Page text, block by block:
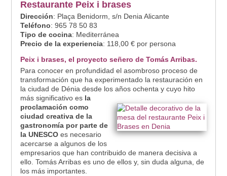
Restaurante Peix i brases
Dirección: Plaça Benidorm, s/n Denia Alicante
Teléfono: 965 78 50 83
Tipo de cocina: Mediterránea
Precio de la experiencia: 118,00 € por persona
Peix i brases, el proyecto señero de Tomás Arribas.
Para conocer en profundidad el asombroso proceso de
transformación que ha experimentado la restauración en
la ciudad de Dénia desde los años ochenta y cuyo hito
más significativo es la
proclamación como
ciudad creativa de la
gastronomía por parte de
la UNESCOes necesario
acercarse a algunos de los
empresarios que han contribuido de manera decisiva a
ello. Tomás Arribas es uno de ellos y, sin duda alguna, de
los más importantes.